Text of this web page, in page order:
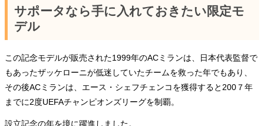
サポータなら手に入れておきたい限定モ
デル
この記念モデルが販売された1999年のACミランは、日本代表監督で
もあったザッケローニが低迷していたチームを救った年でもあり、
その後ACミランは、エース・シェフチェンコを獲得すると200７年
までに2度UEFAチャンピオンズリーグを制覇。
設立記念の年を境に躍進しました。